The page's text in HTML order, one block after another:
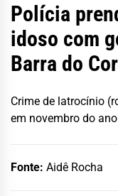
Polícia
idoso com
Barra do
Crime de latrocínio
em novembro do
Fonte: Aidê Rocha